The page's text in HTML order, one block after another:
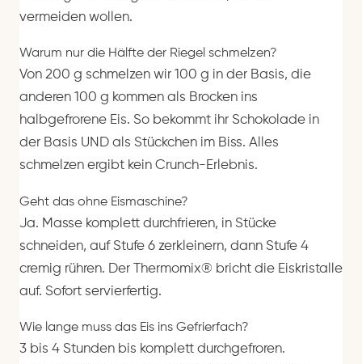
vermeiden wollen.
Warum nur die Hälfte der Riegel schmelzen?
Von 200 g schmelzen wir 100 g in der Basis, die
anderen 100 g kommen als Brocken ins
halbgefrorene Eis. So bekommt ihr Schokolade in
der Basis UND als Stückchen im Biss. Alles
schmelzen ergibt kein Crunch-Erlebnis.
Geht das ohne Eismaschine?
Ja. Masse komplett durchfrieren, in Stücke
schneiden, auf Stufe 6 zerkleinern, dann Stufe 4
cremig rühren. Der Thermomix® bricht die Eiskristalle
auf. Sofort servierfertig.
Wie lange muss das Eis ins Gefrierfach?
3 bis 4 Stunden bis komplett durchgefroren.